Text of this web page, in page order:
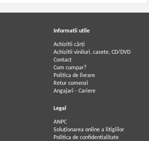
Informatii utile
Achizitii cărți
Achizitii viniluri, casete, CD/DVD
Contact
Cum cumpar?
Politica de livrare
Retur comenzi
Angajari - Cariere
Legal
ANPC
Soluționarea online a litigiilor
Politica de confidentialitate